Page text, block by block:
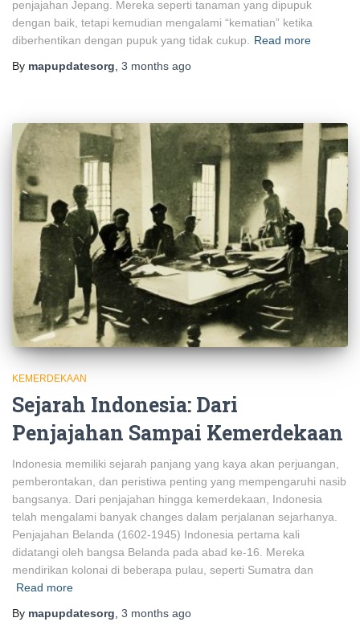
penjajahan Jepang. Mereka seperti tanaman yang dipupuk
dengan baik, tetapi kemudian mengalami “kematian” ketika
diberhentikan dengan pupuk yang tidak cukup.
Read more
By mapupdatesorg 3 months ago
KEMERDEKAAN
Sejarah Indonesia: Dari
Penjajahan Sampai Kemerdekaan
Indonesia memiliki sejarah panjang yang kaya akan perjuangan,
pemberontakan, dan peristiwa penting yang mempengaruhi nasib
bangsanya. Dari penjajahan hingga kemerdekaan, Indonesia
telah mengalami banyak changes dalam perjalanan sejarhanya.
Penjajahan Belanda (1602-1945) Indonesia pertama kali
didatangi oleh bangsa Belanda pada abad ke-16. Mereka
mendirikan kolonai di beberapa pulau, seperti Sumatra dan
Read more
By mapupdatesorg 3 months ago